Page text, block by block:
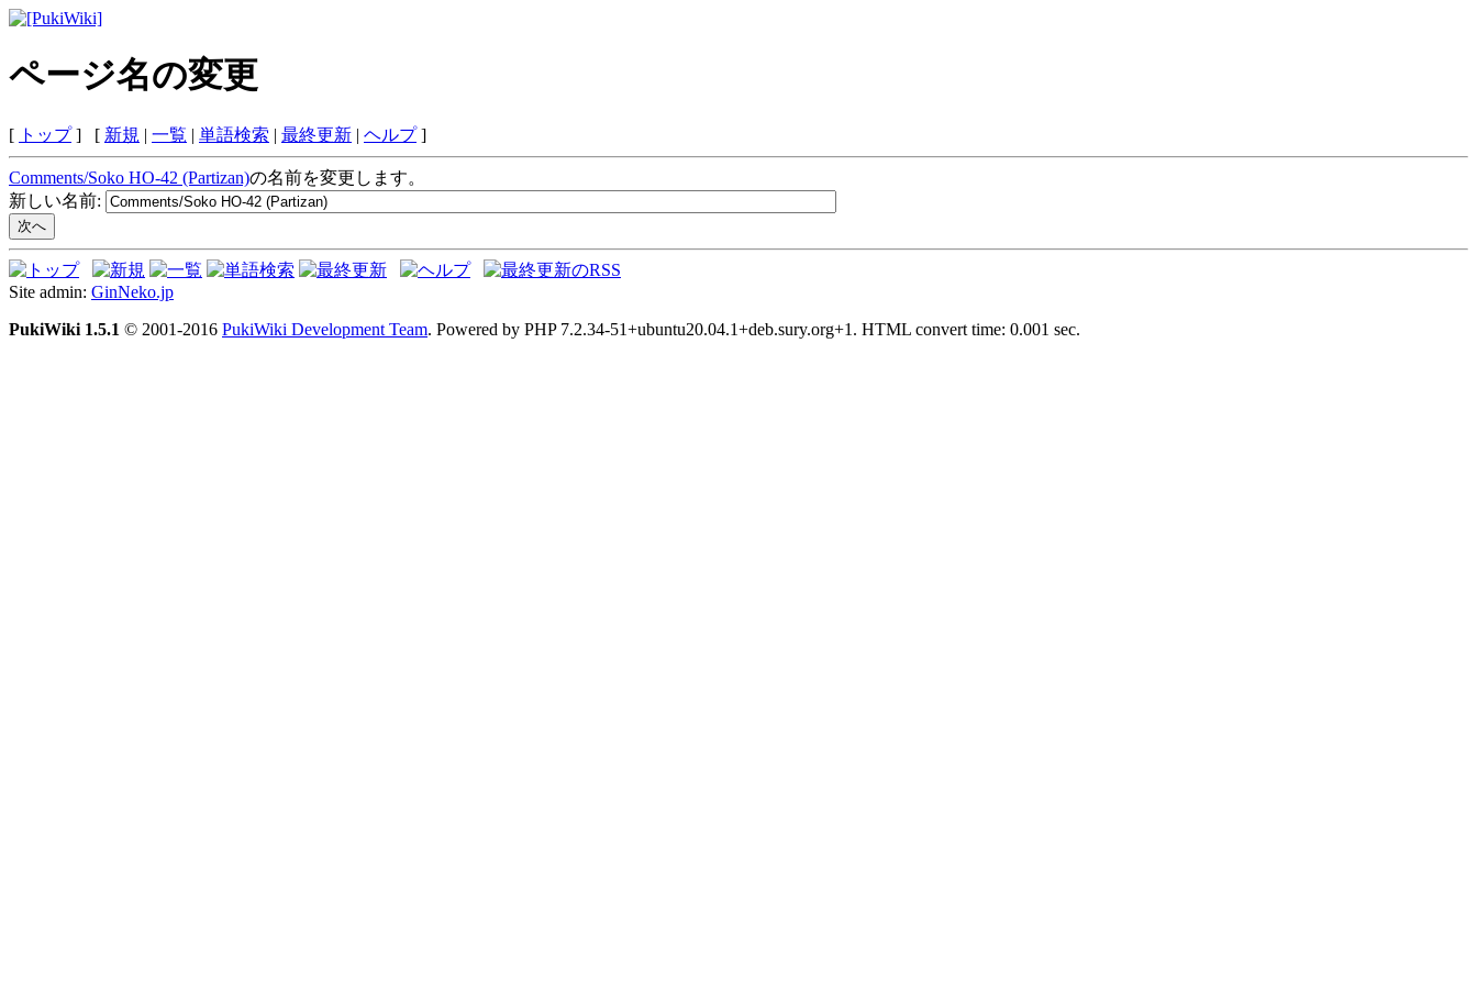
ページ名の変更
[ トップ] [ 新規 | 一覧 | 単語検索 | 最終更新 | ヘルプ]
Comments/Soko HO-42 (Partizan)の名前を変更します。
新しい名前:
Site admin: GinNeko.jp
PukiWiki 1.5.1 © 2001-2016 PukiWiki Development Team. Powered by PHP 7.2.34-51+ubuntu20.04.1+deb.sury.org+1. HTML convert time: 0.001 sec.